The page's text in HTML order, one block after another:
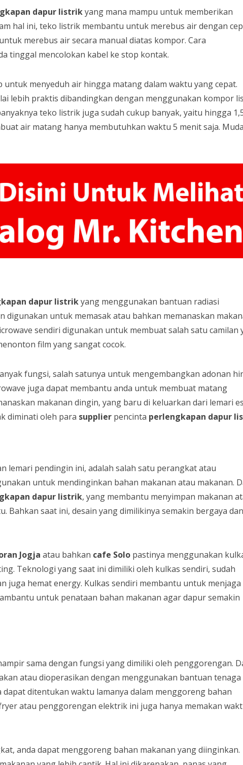
dapur listrikyang mana mampu untuk memberikan
hal ini, teko listrik membantu untuk merebus air dengan
merebus air secara manual diatas kompor. Cara
tinggal mencolokan kabel ke stop kontak.
untuk menyeduh air hingga matang dalam waktu yang cepat.
lebih praktis dibandingkan dengan menggunakan kompor
teko listrik juga sudah cukup banyak, yaitu hingga
air matang hanya membutuhkan waktu 5 menit saja.
dapur listrikyang menggunakan bantuan radiasi
digunakan untuk memasak atau bahkan memanaskan
sendiri digunakan untuk membuat salah satu camilan
film yang sangat cocok.
fungsi, salah satunya untuk mengembangkan adonan
juga dapat membantu anda untuk membuat matang
makanan dingin, yang baru di keluarkan dari lemari
diminati oleh para supplier pencinta perlengkapan dapur
lemari pendingin ini, adalah salah satu perangkat atau
untuk mendinginkan bahan makanan atau makanan.
dapur listrik, yang membantu menyimpan makanan
Bahkan saat ini, desain yang dimilikinya semakin bergaya dan
Jogja atau bahkan cafe Solo pastinya menggunakan
Teknologi yang saat ini dimiliki oleh kulkas sendiri, sudah
juga hemat energy. Kulkas sendiri membantu untuk menjaga
untuk penataan bahan makanan agar dapur semakin
sama dengan fungsi yang dimiliki oleh penggorengan.
atau dioperasikan dengan menggunakan bantuan tenaga
ditentukan waktu lamanya dalam menggoreng bahan
atau penggorengan elektrik ini juga hanya memakan
anda dapat menggoreng bahan makanan yang diinginkan.